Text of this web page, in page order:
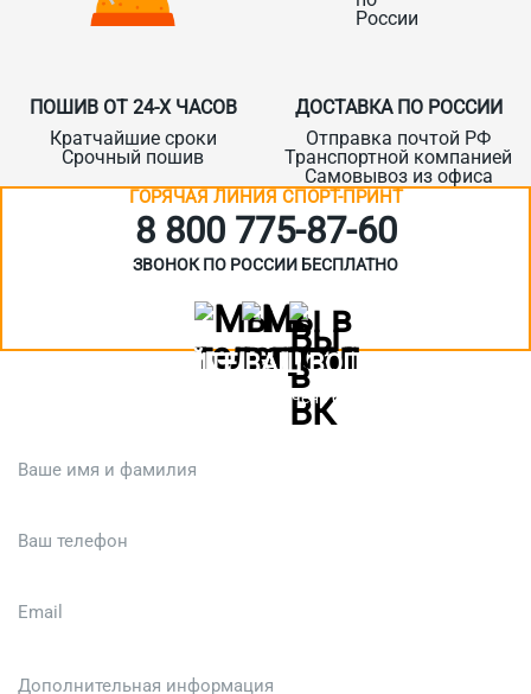
ПОШИВ ОТ 24-Х ЧАСОВ
Кратчайшие сроки
Срочный пошив
ДОСТАВКА ПО РОССИИ
Отправка почтой РФ
Транспортной компанией
Самовывоз из офиса
ГОРЯЧАЯ ЛИНИЯ СПОРТ-ПРИНТ
8 800 775‑87-60
ЗВОНОК ПО РОССИИ БЕСПЛАТНО
ЗАДАЙТЕ ВАШ ВОПРОС
Или кратко опишите ситуацию. Мы очень быстро свяжемся с вами